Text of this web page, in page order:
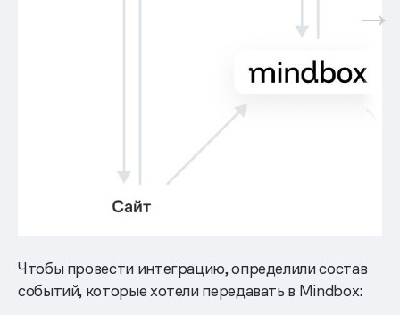
Чтобы провести интеграцию, определили состав
событий, которые хотели передавать в Mindbox: